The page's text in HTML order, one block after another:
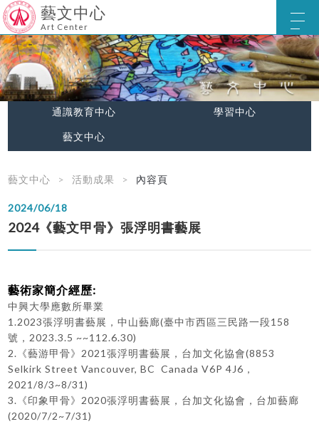
藝文中心
Art Center
通識教育中心 學習中心
藝文中心
藝文中心 活動成果 內容頁
2024/06/18
2024《藝文甲骨》張浮明書藝展
藝術家簡介經歷:
中興大學應數所畢業
1.2023張浮明書藝展，中山藝廊(臺中市西區三民路一段158
號，2023.3.5 ~~112.6.30)
2.《藝游甲骨》2021張浮明書藝展，台加文化協會(8853
Selkirk Street Vancouver, BC Canada V6P 4J6，
2021/8/3~8/31)
3.《印象甲骨》2020張浮明書藝展，台加文化協會，台加藝廊
(2020/7/2~7/31)